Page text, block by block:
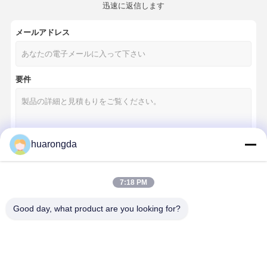
アルミニウムダイキャスティング
ダイカスト製エンクロージャ
迅速なプロトタイピング
金属表面処理
迅速に返信します
メールアドレス
要件
huarongda
7:18 PM
Good day, what product are you looking for?